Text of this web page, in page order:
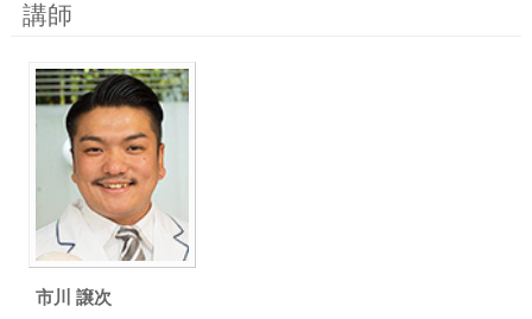
講師
市川 譲次